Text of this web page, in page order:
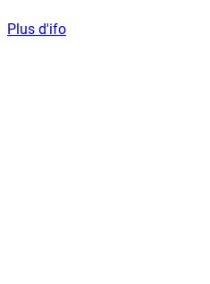
Plus d'ifo